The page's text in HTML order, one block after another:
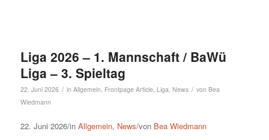
Liga 2026 – 1. Mannschaft / BaWü
Liga – 3. Spieltag
22. Juni 2026 / in Allgemein Frontpage Article, Liga News / von Bea
Wiedmann
22. Juni 2026/in Allgemein, News/von Bea Wiedmann